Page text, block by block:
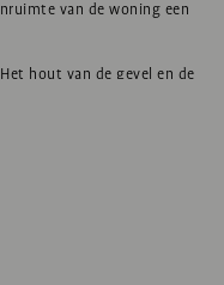
van de woning een
hout van de gevel en de
binnen en buiten met
groene omgeving. Het
De
in de houtconstructie.
zeer maatvast en stijf zijn